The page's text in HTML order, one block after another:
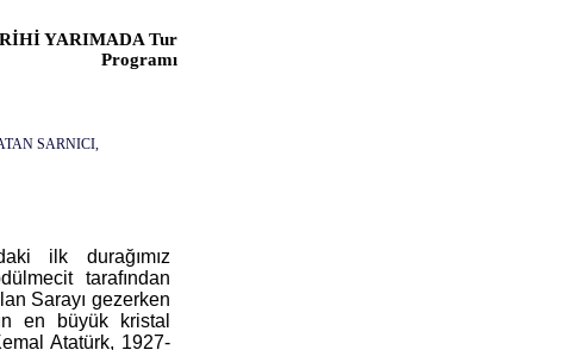
YARIMADA Tur
Programı
SARNICI,
ilk durağımız
tarafından
Sarayı gezerken
en büyük kristal
Atatürk, 1927-